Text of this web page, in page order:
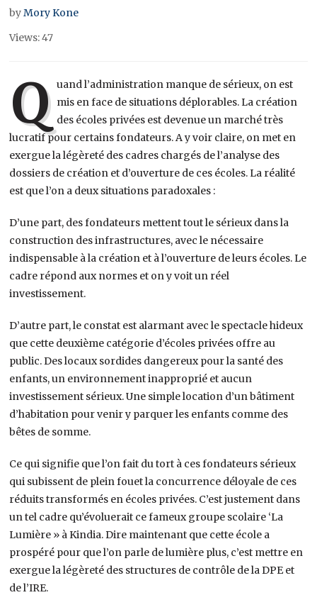
byMory Kone
Views: 47
Q uand l’administration manque de sérieux, on est
mis en face de situations déplorables. La création
des écoles privées est devenue un marché très
lucratif pour certains fondateurs. A y voir claire, on met en
exergue la légèreté des cadres chargés de l’analyse des
dossiers de création et d’ouverture de ces écoles. La réalité
est que l’on a deux situations paradoxales :
D’une part, des fondateurs mettent tout le sérieux dans la
construction des infrastructures, avec le nécessaire
indispensable à la création et à l’ouverture de leurs écoles. Le
cadre répond aux normes et on y voit un réel
investissement.
D’autre part, le constat est alarmant avec le spectacle hideux
que cette deuxième catégorie d’écoles privées offre au
public. Des locaux sordides dangereux pour la santé des
enfants, un environnement inapproprié et aucun
investissement sérieux. Une simple location d’un bâtiment
d’habitation pour venir y parquer les enfants comme des
bêtes de somme.
Ce qui signifie que l’on fait du tort à ces fondateurs sérieux
qui subissent de plein fouet la concurrence déloyale de ces
réduits transformés en écoles privées. C’est justement dans
un tel cadre qu’évoluerait ce fameux groupe scolaire ‘La
Lumière » à Kindia. Dire maintenant que cette école a
prospéré pour que l’on parle de lumière plus, c’est mettre en
exergue la légèreté des structures de contrôle de la DPE et
de l’IRE.